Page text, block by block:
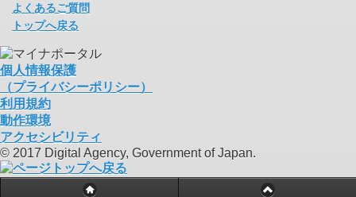
よくあるご質問
トップへ戻る
個人情報保護
（プライバシーポリシー）
利用規約
動作環境
アクセシビリティ
© 2017 Digital Agency, Government of Japan.